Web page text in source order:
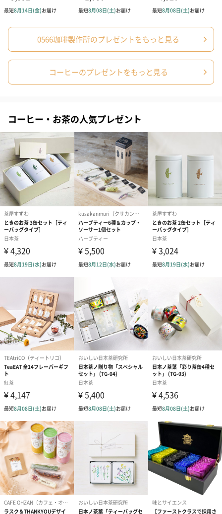
0566珈琲製作所のプレゼントをもっと見る
コーヒーのプレゼントをもっと見る
コーヒー・お茶の人気プレゼント